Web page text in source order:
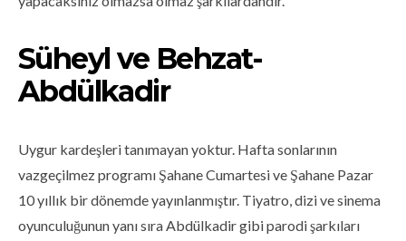
Süheyl ve Behzat-
Abdülkadir
Uygur kardeşleri tanımayan yoktur. Hafta sonlarının
vazgeçilmez programı Şahane Cumartesi ve Şahane Pazar
10 yıllık bir dönemde yayınlanmıştır. Tiyatro, dizi ve sinema
oyunculuğunun yanı sıra Abdülkadir gibi parodi şarkıları